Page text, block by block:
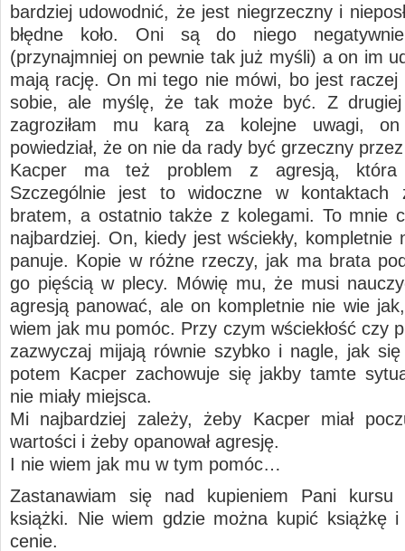
bardziej udowodnić, że jest niegrzeczny i
błędne koło. Oni są do niego
(przynajmniej on pewnie tak już myśli) a on im
mają rację. On mi tego nie mówi, bo jest raczej
sobie, ale myślę, że tak może być. Z
zagroziłam mu karą za kolejne uwagi,
powiedział, że on nie da rady być grzeczny
Kacper ma też problem z agresją,
Szczególnie jest to widoczne w kontaktach
bratem, a ostatnio także z kolegami. To mnie
najbardziej. On, kiedy jest wściekły, kompletnie
panuje. Kopie w różne rzeczy, jak ma brata
go pięścią w plecy. Mówię mu, że musi
agresją panować, ale on kompletnie nie wie
wiem jak mu pomóc. Przy czym wściekłość czy
zazwyczaj mijają równie szybko i nagle, jak
potem Kacper zachowuje się jakby tamte
nie miały miejsca.
Mi najbardziej zależy, żeby Kacper miał
wartości i żeby opanował agresję.
I nie wiem jak mu w tym pomóc…
Zastanawiam się nad kupieniem Pani kursu
książki. Nie wiem gdzie można kupić książkę
cenie.